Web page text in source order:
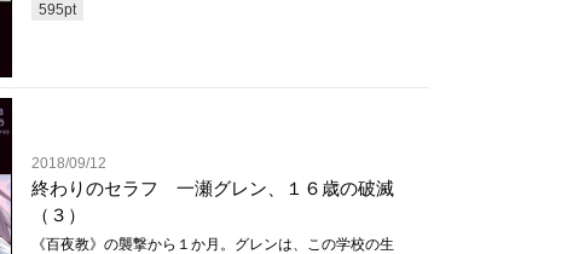
595pt
2018/09/12
終わりのセラフ 一瀬グレン、１６歳の破滅
（３）
《百夜教》の襲撃から１か月。グレンは、この学校の生